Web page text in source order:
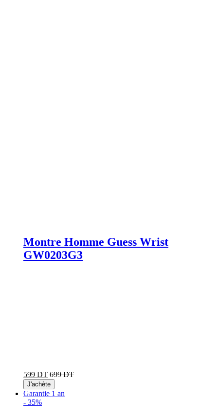
Montre Homme Guess Wrist
GW0203G3
599 DT 699 DT
J'achète
Garantie 1 an
- 35%